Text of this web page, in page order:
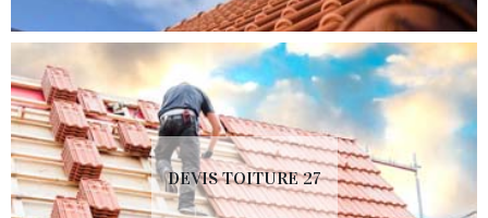
DEVIS TOITURE 27